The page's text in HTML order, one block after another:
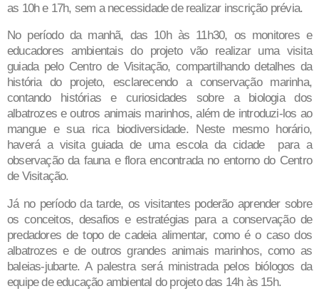
as 10h e 17h, sem a necessidade de realizar inscrição prévia.
No período da manhã, das 10h às 11h30, os monitores e
educadores ambientais do projeto vão realizar uma visita
guiada pelo Centro de Visitação, compartilhando detalhes da
história do projeto, esclarecendo a conservação marinha,
contando histórias e curiosidades sobre a biologia dos
albatrozes e outros animais marinhos, além de introduzi-los ao
mangue e sua rica biodiversidade. Neste mesmo horário,
haverá a visita guiada de uma escola da cidade para a
observação da fauna e flora encontrada no entorno do Centro
de Visitação.
Já no período da tarde, os visitantes poderão aprender sobre
os conceitos, desafios e estratégias para a conservação de
predadores de topo de cadeia alimentar, como é o caso dos
albatrozes e de outros grandes animais marinhos, como as
baleias-jubarte. A palestra será ministrada pelos biólogos da
equipe de educação ambiental do projeto das 14h às 15h.